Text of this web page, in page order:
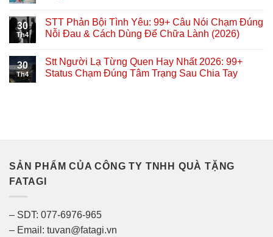
30
Th4
STT Phản Bội Tình Yêu: 99+ Câu Nói Chạm Đúng
Nỗi Đau & Cách Dùng Để Chữa Lành (2026)
30
Th4
Stt Người Lạ Từng Quen Hay Nhất 2026: 99+
Status Chạm Đúng Tâm Trạng Sau Chia Tay
SẢN PHẨM CỦA CÔNG TY TNHH QUÀ TẶNG
FATAGI
– SDT: 077-6976-965
– Email: tuvan@fatagi.vn